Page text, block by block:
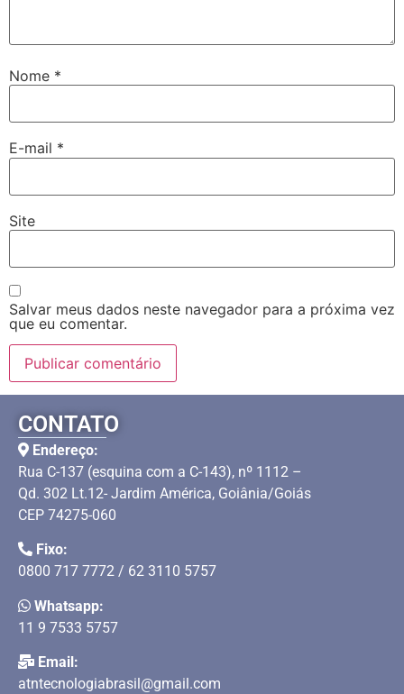
Nome *
E-mail *
Site
Salvar meus dados neste navegador para a próxima vez
que eu comentar.
CONTATO
Endereço:
Rua C-137 (esquina com a C-143), nº 1112 –
Qd. 302 Lt.12- Jardim América, Goiânia/Goiás
CEP 74275-060
Fixo:
0800 717 7772 / 62 3110 5757
Whatsapp:
11 9 7533 5757
Email:
atntecnologiabrasil@gmail.com